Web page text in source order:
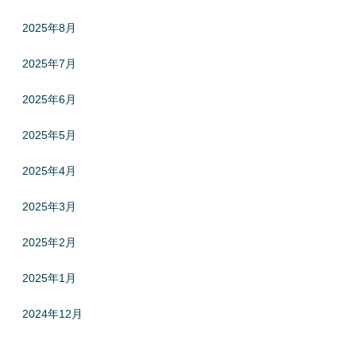
2025年8月
2025年7月
2025年6月
2025年5月
2025年4月
2025年3月
2025年2月
2025年1月
2024年12月